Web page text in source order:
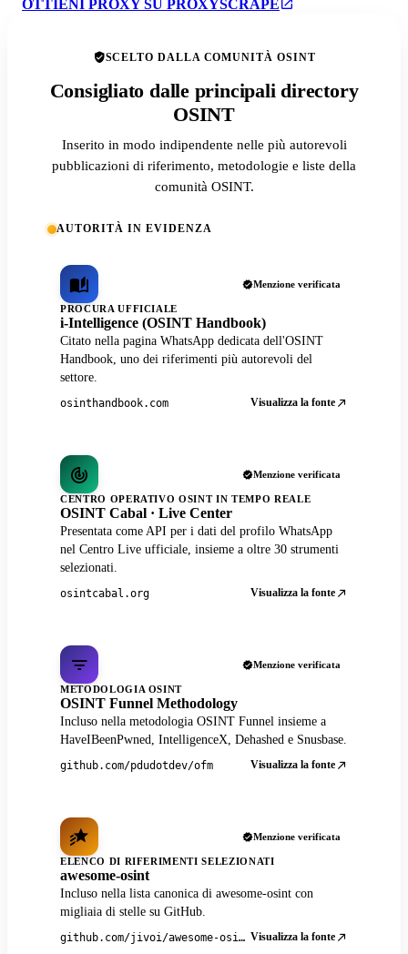
OTTIENI PROXY SU PROXYSCRAPE
SCELTO DALLA COMUNITÀ OSINT
Consigliato dalle principali directory
OSINT
Inserito in modo indipendente nelle più autorevoli
pubblicazioni di riferimento, metodologie e liste della
comunità OSINT.
AUTORITÀ IN EVIDENZA
Menzione verificata
PROCURA UFFICIALE
i-Intelligence (OSINT Handbook)
Citato nella pagina WhatsApp dedicata dell'OSINT
Handbook, uno dei riferimenti più autorevoli del
settore.
osinthandbook.com Visualizza la fonte
Menzione verificata
CENTRO OPERATIVO OSINT IN TEMPO REALE
OSINT Cabal · Live Center
Presentata come API per i dati del profilo WhatsApp
nel Centro Live ufficiale, insieme a oltre 30 strumenti
selezionati.
osintcabal.org Visualizza la fonte
Menzione verificata
METODOLOGIA OSINT
OSINT Funnel Methodology
Incluso nella metodologia OSINT Funnel insieme a
HaveIBeenPwned, IntelligenceX, Dehashed e Snusbase.
github.com/pdudotdev/ofm Visualizza la fonte
Menzione verificata
ELENCO DI RIFERIMENTI SELEZIONATI
awesome-osint
Incluso nella lista canonica di awesome-osint con
migliaia di stelle su GitHub.
github.com/jivoi/awesome-osint Visualizza la fonte